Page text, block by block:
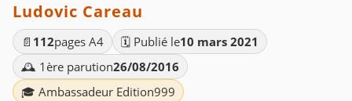
Ludovic Careau
📄 112pages A4 🗓️ Publié le10 mars 2021
🕰️ 1ère parution26/08/2016
🎓 Ambassadeur Edition999